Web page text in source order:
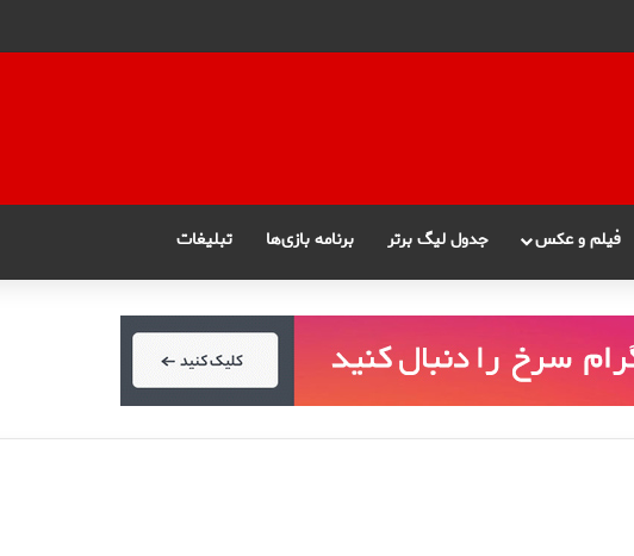
فیلم و عکس جدول لیگ برتر برنامه بازی‌ها تبلیغات